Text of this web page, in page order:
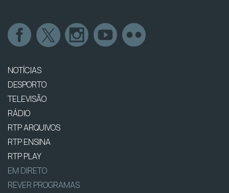
NOTÍCIAS
DESPORTO
TELEVISÃO
RÁDIO
RTP ARQUIVOS
RTP ENSINA
RTP PLAY
EM DIRETO
REVER PROGRAMAS